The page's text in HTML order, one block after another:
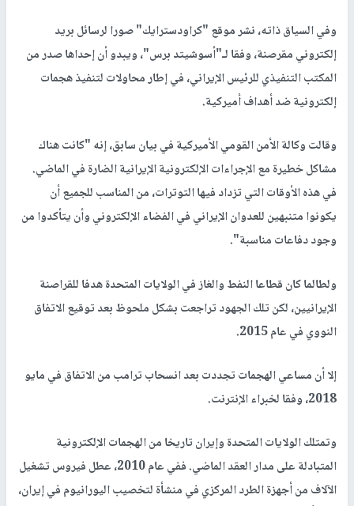
وفي السياق ذاته، نشر موقع "كراودسترايك" صورا لرسائل بريد
إلكتروني مقرصنة، وفقا لـ"أسوشيتد برس"، ويبدو أن إحداها صدر من
المكتب التنفيذي للرئيس الإيراني، في إطار محاولات لتنفيذ هجمات
إلكترونية ضد أهداف أميركية.
وقالت وكالة الأمن القومي الأميركية في بيان سابق، إنه "كانت هناك
مشاكل خطيرة مع الإجراءات الإلكترونية الإيرانية الضارة في الماضي.
في هذه الأوقات التي تزداد فيها التوترات، من المناسب للجميع أن
يكونوا متنبهين للعدوان الإيراني في الفضاء الإلكتروني وأن يتأكدوا من
وجود دفاعات مناسبة".
ولطالما كان قطاعا النفط والغاز في الولايات المتحدة هدفا للقراصنة
الإيرانيين، لكن تلك الجهود تراجعت بشكل ملحوظ بعد توقيع الاتفاق
النووي في عام 2015.
إلا أن مساعي الهجمات تجددت بعد انسحاب ترامب من الاتفاق في مايو
2018، وفقا لخبراء الإنترنت.
وتمتلك الولايات المتحدة وإيران تاريخا من الهجمات الإلكترونية
المتبادلة على مدار العقد الماضي. ففي عام 2010، عطل فيروس تشغيل
الآلاف من أجهزة الطرد المركزي في منشأة لتخصيب اليورانيوم في إيران،